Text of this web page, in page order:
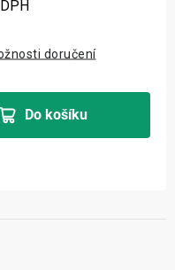
doručení
Do košíku